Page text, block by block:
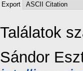
Export
Találatok
Sándor